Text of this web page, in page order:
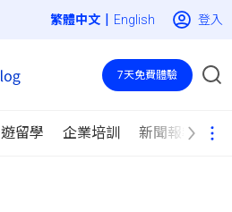
| English 登入
遊留學 企業培訓 新聞報導
7天免費體驗